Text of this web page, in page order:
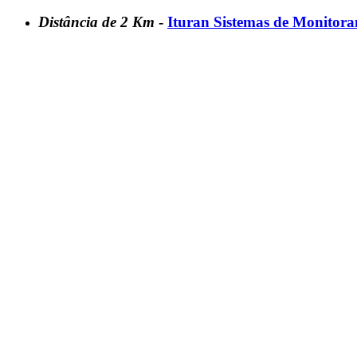
Distância de 2 Km - Ituran Sistemas de